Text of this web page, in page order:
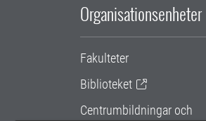
Organisationsenheter
Fakulteter
Biblioteket
Centrumbildningar och